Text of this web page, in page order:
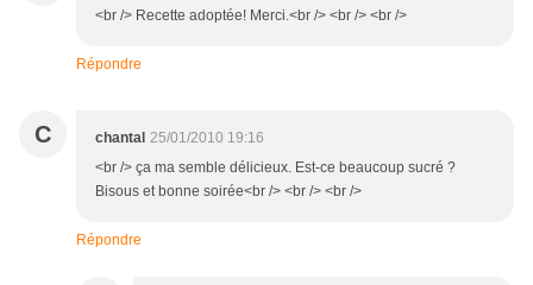
<br /> Recette adoptée! Merci.<br /> <br /> <br />
Répondre
C chantal 25/01/2010 19:16
<br /> ça ma semble délicieux. Est-ce beaucoup sucré ?
Bisous et bonne soirée<br /> <br /> <br />
Répondre